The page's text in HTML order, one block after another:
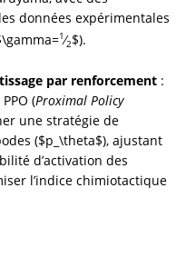
données expérimentales
1⁄2$).
par renforcement :
(Proximal Policy
une stratégie de
($p_\theta$), ajustant
d’activation des
l’indice chimiotactique